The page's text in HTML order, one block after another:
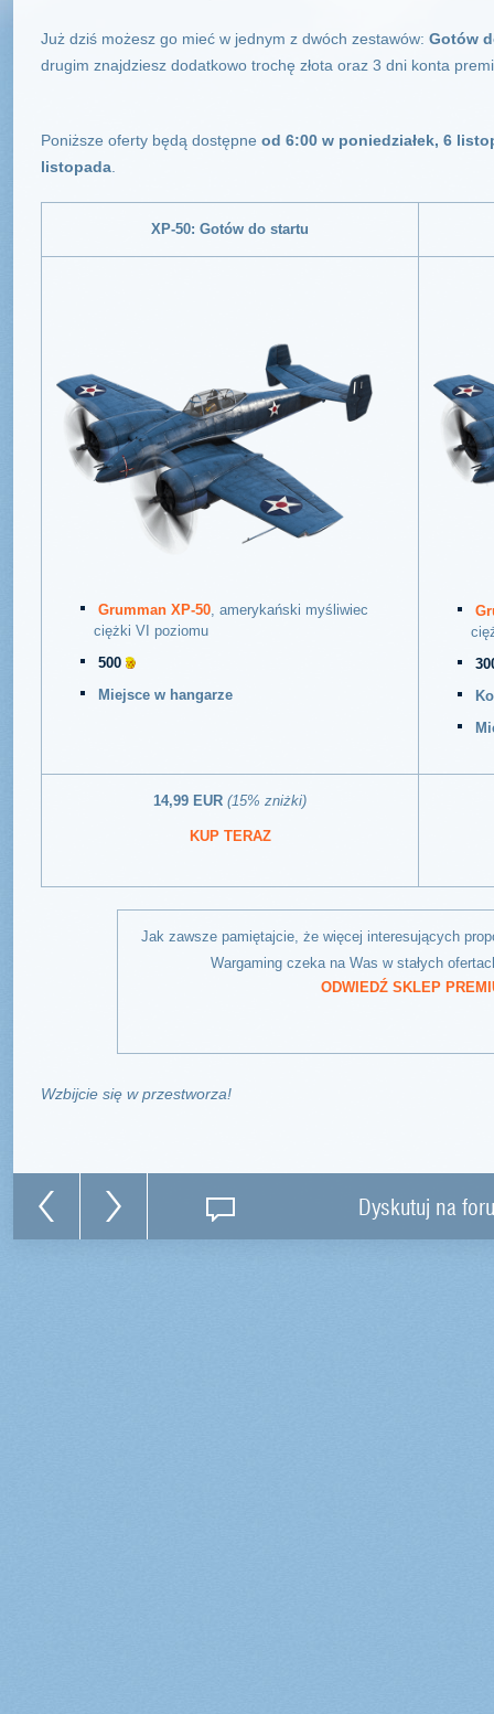
Już dziś możesz go mieć w jednym z dwóch zestawów: Gotów
drugim znajdziesz dodatkowo trochę złota oraz 3 dni konta
Poniższe oferty będą dostępne od 6:00 w poniedziałek, 6
listopada
XP-50: Gotów do startu
Grumman XP-50 amerykański myśliwiec
ciężki VI poziomu
500
Miejsce w hangarze
14,99 EUR (15% zniżki)
KUP TERAZ
Jak zawsze pamiętajcie, że więcej interesujących
Wargaming czeka na Was w stałych
ODWIEDŹ SKLEP
Wzbijcie się w przestworza!
Dyskutuj na